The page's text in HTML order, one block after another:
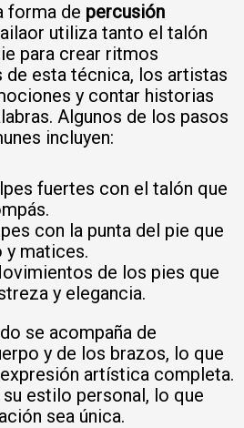
forma de percusión
utiliza tanto el talón
para crear ritmos
de esta técnica, los artistas
y contar historias
Algunos de los pasos
incluyen:
fuertes con el talón que
con la punta del pie que
y matices.
de los pies que
y elegancia.
se acompaña de
y de los brazos, lo que
artística completa.
estilo personal, lo que
sea única.